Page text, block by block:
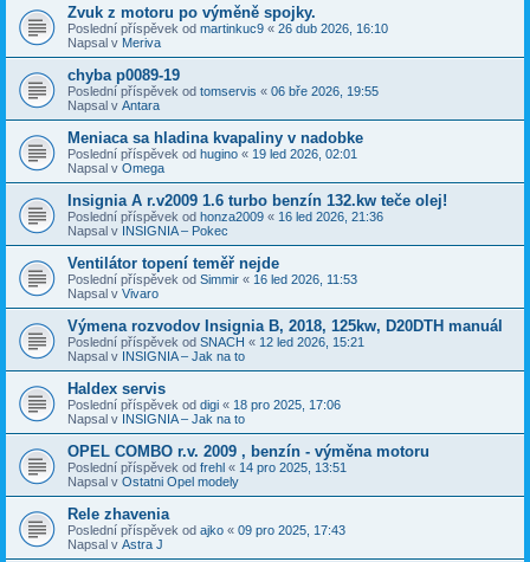
Zvuk z motoru po výměně spojky.
Poslední příspěvek od martinkuc9 « 26 dub 2026, 16:10
Napsal v Meriva
chyba p0089-19
Poslední příspěvek od tomservis « 06 bře 2026, 19:55
Napsal v Antara
Meniaca sa hladina kvapaliny v nadobke
Poslední příspěvek od hugino « 19 led 2026, 02:01
Napsal v Omega
Insignia A r.v2009 1.6 turbo benzín 132.kw teče olej!
Poslední příspěvek od honza2009 « 16 led 2026, 21:36
Napsal v INSIGNIA – Pokec
Ventilátor topení teměř nejde
Poslední příspěvek od Simmir « 16 led 2026, 11:53
Napsal v Vivaro
Výmena rozvodov Insignia B, 2018, 125kw, D20DTH manuál
Poslední příspěvek od SNACH « 12 led 2026, 15:21
Napsal v INSIGNIA – Jak na to
Haldex servis
Poslední příspěvek od digi « 18 pro 2025, 17:06
Napsal v INSIGNIA – Jak na to
OPEL COMBO r.v. 2009 , benzín - výměna motoru
Poslední příspěvek od frehl « 14 pro 2025, 13:51
Napsal v Ostatni Opel modely
Rele zhavenia
Poslední příspěvek od ajko « 09 pro 2025, 17:43
Napsal v Astra J